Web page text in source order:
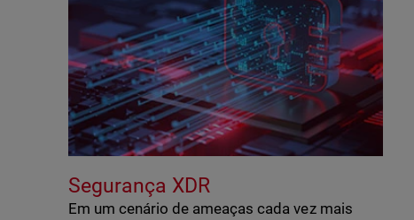
Segurança XDR
Em um cenário de ameaças cada vez mais